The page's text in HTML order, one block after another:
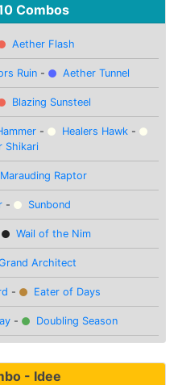
Combos
Aether Flash
Ruin- Aether Tunnel
Blazing Sunsteel
- Healers Hawk-
Shikari
Marauding Raptor
- Sunbond
Wail of the Nim
Architect
- Eater of Days
- Doubling Season
- Idee